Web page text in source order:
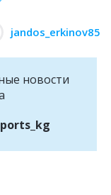
jandos_erkinov85
новости